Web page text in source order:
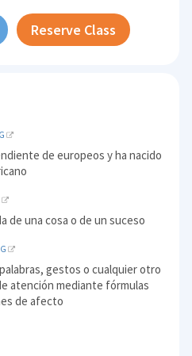
Reserve Class
de europeos y ha nacido
de una cosa o de un suceso
gestos o cualquier otro
atención mediante fórmulas
de afecto